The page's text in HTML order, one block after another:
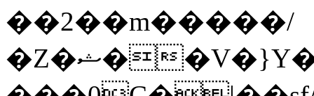
��2��m�����/
�Z�ޝ��V�}Y�I�ծ�O�����S��]z��w��7�޷�����h���u��7w.ϻ���8X��ͮ�����W�dm�Jߜ��q/>?